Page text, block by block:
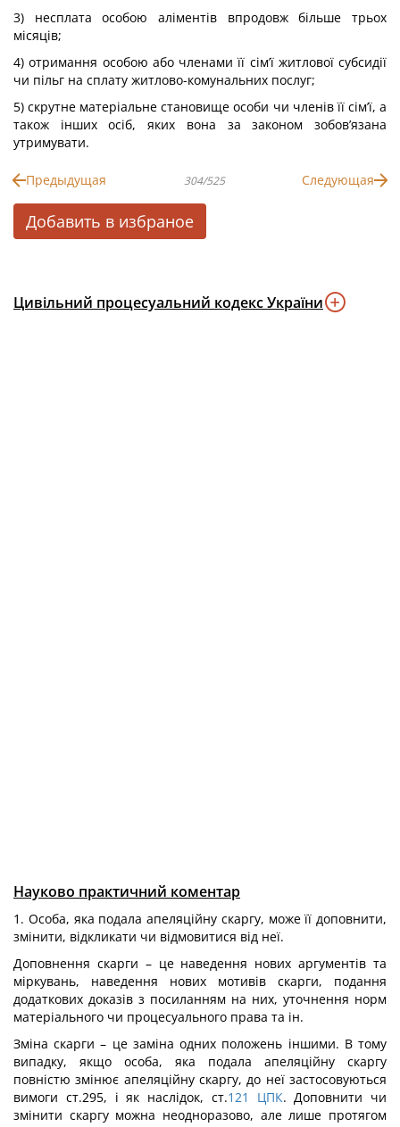
3) несплата особою аліментів впродовж більше трьох
місяців;
4) отримання особою або членами її сім’ї житлової субсидії
чи пільг на сплату житлово-комунальних послуг;
5) скрутне матеріальне становище особи чи членів її сім’ї, а
також інших осіб, яких вона за законом зобов’язана
утримувати.
Предыдущая 304/525 Следующая
Добавить в избраное
Цивільний процесуальний кодекс України
Науково практичний коментар
1. Особа, яка подала апеляційну скаргу, може її доповнити,
змінити, відкликати чи відмовитися від неї.
Доповнення скарги – це наведення нових аргументів та
міркувань, наведення нових мотивів скарги, подання
додаткових доказів з посиланням на них, уточнення норм
матеріального чи процесуального права та ін.
Зміна скарги – це заміна одних положень іншими. В тому
випадку, якщо особа, яка подала апеляційну скаргу
повністю змінює апеляційну скаргу, до неї застосовуються
вимоги ст.295, і як наслідок, ст.121 ЦПК. Доповнити чи
змінити скаргу можна неодноразово, але лише протягом